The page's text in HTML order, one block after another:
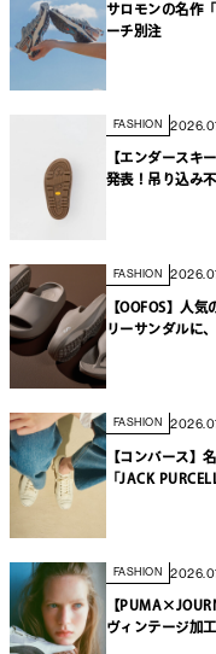
サロモンの名作
ーチ別注
FASHION
【エンダースキ
発表！吊り込み
FASHION
【OOFOS】人
リーサンダルに
FASHION
【コンバース】
「JACK
FASHION
【
ヴィンテージ加